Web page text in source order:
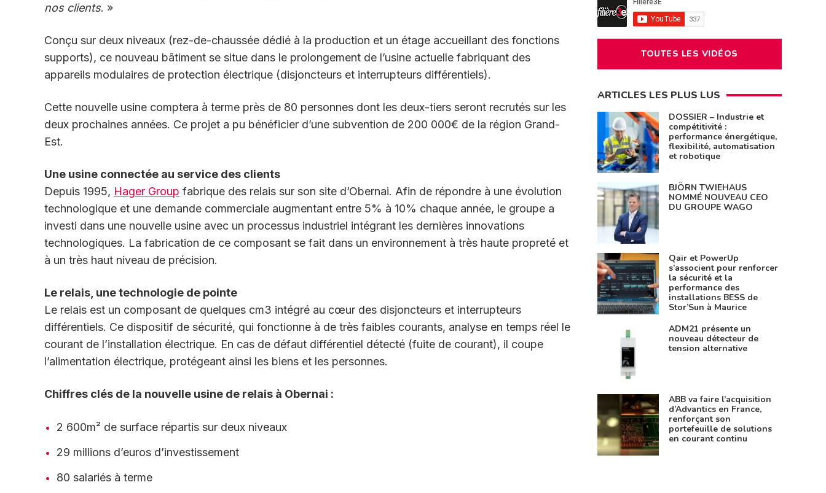
nos clients. »
Conçu sur deux niveaux (rez-de-chaussée dédié à la production et un étage accueillant des fonctions
supports), ce nouveau bâtiment se situe dans le prolongement de l’usine actuelle fabriquant des
appareils modulaires de protection électrique (disjoncteurs et interrupteurs différentiels).
Cette nouvelle usine comptera à terme près de 80 personnes dont les deux-tiers seront recrutés sur les
deux prochaines années. Ce projet a pu bénéficier d’une subvention de 200 000€ de la région Grand-
Est.
Une usine connectée au service des clients
Depuis 1995, Hager Group fabrique des relais sur son site d’Obernai. Afin de répondre à une évolution
technologique et une demande commerciale augmentant entre 5% à 10% chaque année, le groupe a
investi dans une nouvelle usine avec un processus industriel intégrant les dernières innovations
technologiques. La fabrication de ce composant se fait dans un environnement à très haute propreté et
à un très haut niveau de précision.
Le relais, une technologie de pointe
Le relais est un composant de quelques cm3 intégré au cœur des disjoncteurs et interrupteurs
différentiels. Ce dispositif de sécurité, qui fonctionne à de très faibles courants, analyse en temps réel le
courant de l’installation électrique. En cas de défaut différentiel détecté (fuite de courant), il coupe
l’alimentation électrique, protégeant ainsi les biens et les personnes.
Chiffres clés de la nouvelle usine de relais à Obernai :
2 600m² de surface répartis sur deux niveaux
29 millions d’euros d’investissement
80 salariés à terme
TOUTES LES VIDÉOS
ARTICLES LES PLUS LUS
DOSSIER – Industrie et
compétitivité :
performance énergétique,
flexibilité, automatisation
et robotique
BJÖRN TWIEHAUS
NOMMÉ NOUVEAU CEO
DU GROUPE WAGO
Qair et PowerUp
s’associent pour renforcer
la sécurité et la
performance des
installations BESS de
Stor’Sun à Maurice
ADM21 présente un
nouveau détecteur de
tension alternative
ABB va faire l’acquisition
d’Advantics en France,
renforçant son
portefeuille de solutions
en courant continu